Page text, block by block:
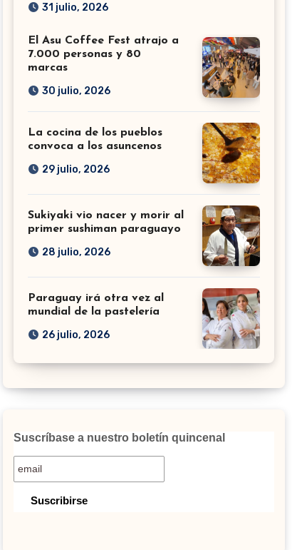
31 julio, 2026
El Asu Coffee Fest atrajo a
7.000 personas y 80
marcas
30 julio, 2026
La cocina de los pueblos
convoca a los asuncenos
29 julio, 2026
Sukiyaki vio nacer y morir al
primer sushiman paraguayo
28 julio, 2026
Paraguay irá otra vez al
mundial de la pastelería
26 julio, 2026
Suscríbase a nuestro boletín quincenal